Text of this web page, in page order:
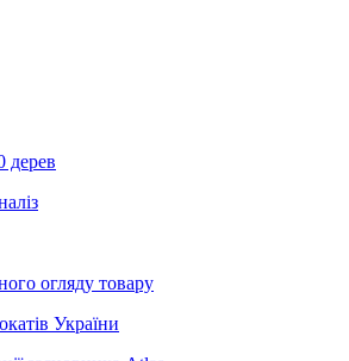
дерев
огляду товару
України